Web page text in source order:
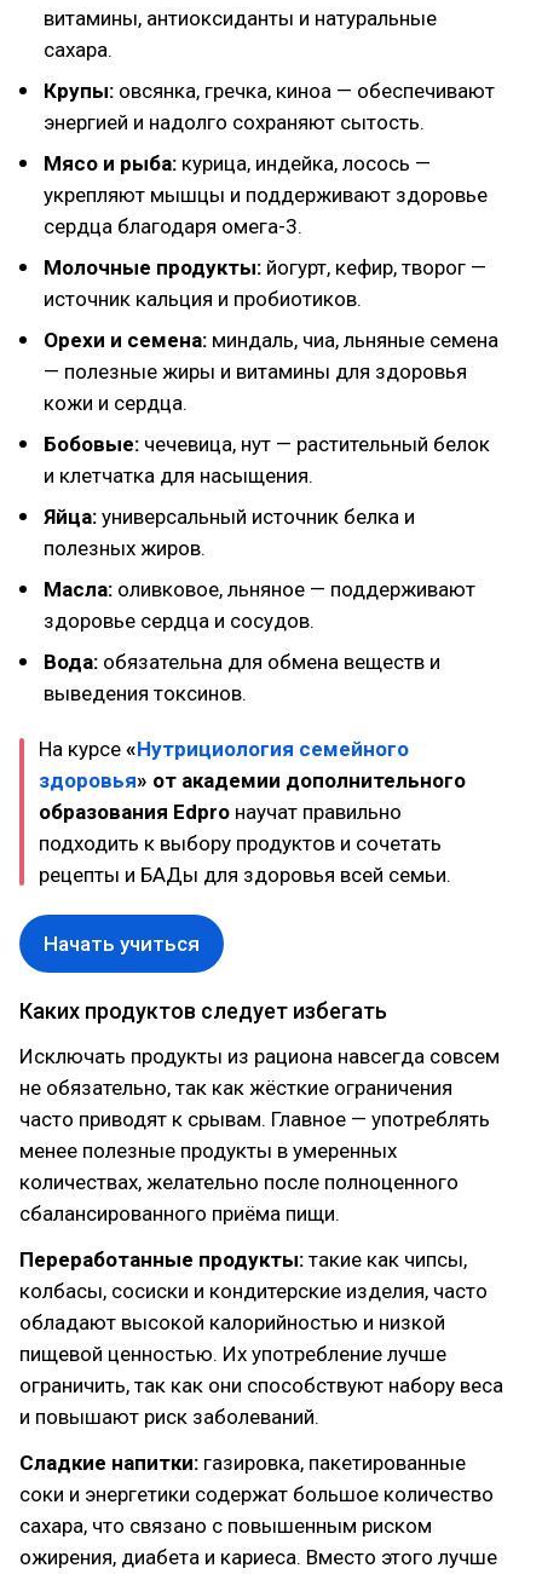
витамины, антиоксиданты и натуральные
сахара.
Крупы: овсянка, гречка, киноа — обеспечивают
энергией и надолго сохраняют сытость.
Мясо и рыба: курица, индейка, лосось —
укрепляют мышцы и поддерживают здоровье
сердца благодаря омега-3.
Молочные продукты: йогурт, кефир, творог —
источник кальция и пробиотиков.
Орехи и семена: миндаль, чиа, льняные семена
— полезные жиры и витамины для здоровья
кожи и сердца.
Бобовые: чечевица, нут — растительный белок
и клетчатка для насыщения.
Яйца: универсальный источник белка и
полезных жиров.
Масла: оливковое, льняное — поддерживают
здоровье сердца и сосудов.
Вода: обязательна для обмена веществ и
выведения токсинов.
На курсе «Нутрициология семейного
здоровья» от академии дополнительного
образования Edpro научат правильно
подходить к выбору продуктов и сочетать
рецепты и БАДы для здоровья всей семьи.
Начать учиться
Каких продуктов следует избегать
Исключать продукты из рациона навсегда совсем
не обязательно, так как жёсткие ограничения
часто приводят к срывам. Главное — употреблять
менее полезные продукты в умеренных
количествах, желательно после полноценного
сбалансированного приёма пищи.
Переработанные продукты: такие как чипсы,
колбасы, сосиски и кондитерские изделия, часто
обладают высокой калорийностью и низкой
пищевой ценностью. Их употребление лучше
ограничить, так как они способствуют набору веса
и повышают риск заболеваний.
Сладкие напитки: газировка, пакетированные
соки и энергетики содержат большое количество
сахара, что связано с повышенным риском
ожирения, диабета и кариеса. Вместо этого лучше